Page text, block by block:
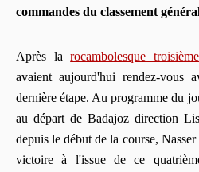
commandes du classement
Après larocambolesque
avaient aujourd'hui rendez-vous
dernière étape. Au programme du
au départ de Badajoz direction
depuis le début de la course,
victoire à l'issue de ce